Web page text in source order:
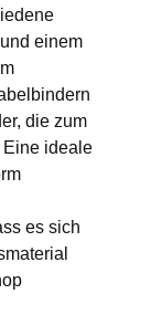
einem
die zum
Eine ideale
es sich